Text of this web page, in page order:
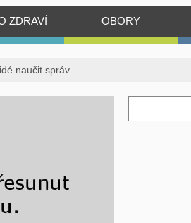
ZDRAVÍ OBORY
naučit správ ..